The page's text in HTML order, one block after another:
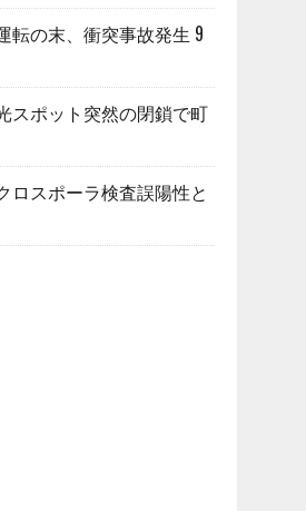
転の末、衝突事故発生 9
スポット突然の閉鎖で町
ロスポーラ検査誤陽性と